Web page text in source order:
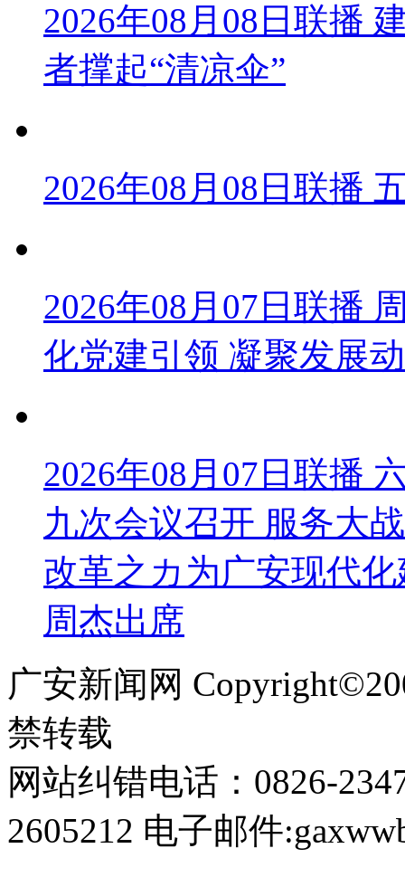
2026年08月08日联播
者撑起“清凉伞”
2026年08月08日联播
2026年08月07日联播
化党建引领 凝聚发展
2026年08月07日联播
九次会议召开 服务大
改革之カ为广安现代
周杰出席
广安新闻网
禁转载
网站纠错电话：0826-
2605212 电子邮件